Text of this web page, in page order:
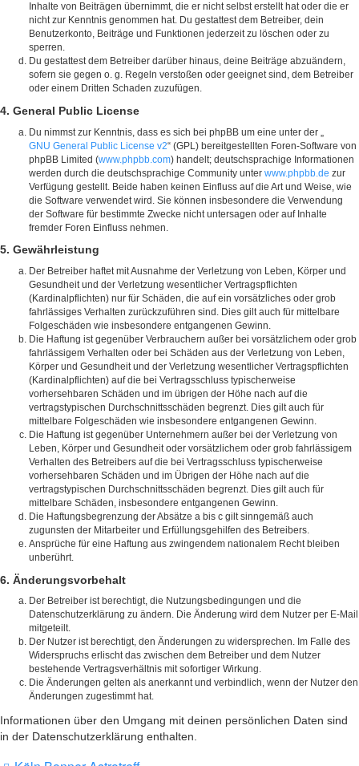
Inhalte von Beiträgen übernimmt, die er nicht selbst erstellt hat oder die er
nicht zur Kenntnis genommen hat. Du gestattest dem Betreiber, dein
Benutzerkonto, Beiträge und Funktionen jederzeit zu löschen oder zu
sperren.
Du gestattest dem Betreiber darüber hinaus, deine Beiträge abzuändern,
sofern sie gegen o. g. Regeln verstoßen oder geeignet sind, dem Betreiber
oder einem Dritten Schaden zuzufügen.
4. General Public License
Du nimmst zur Kenntnis, dass es sich bei phpBB um eine unter der „
GNU General Public License v2“ (GPL) bereitgestellten Foren-Software von
phpBB Limited (www.phpbb.com) handelt; deutschsprachige Informationen
werden durch die deutschsprachige Community unter www.phpbb.de zur
Verfügung gestellt. Beide haben keinen Einfluss auf die Art und Weise, wie
die Software verwendet wird. Sie können insbesondere die Verwendung
der Software für bestimmte Zwecke nicht untersagen oder auf Inhalte
fremder Foren Einfluss nehmen.
5. Gewährleistung
Der Betreiber haftet mit Ausnahme der Verletzung von Leben, Körper und
Gesundheit und der Verletzung wesentlicher Vertragspflichten
(Kardinalpflichten) nur für Schäden, die auf ein vorsätzliches oder grob
fahrlässiges Verhalten zurückzuführen sind. Dies gilt auch für mittelbare
Folgeschäden wie insbesondere entgangenen Gewinn.
Die Haftung ist gegenüber Verbrauchern außer bei vorsätzlichem oder grob
fahrlässigem Verhalten oder bei Schäden aus der Verletzung von Leben,
Körper und Gesundheit und der Verletzung wesentlicher Vertragspflichten
(Kardinalpflichten) auf die bei Vertragsschluss typischerweise
vorhersehbaren Schäden und im übrigen der Höhe nach auf die
vertragstypischen Durchschnittsschäden begrenzt. Dies gilt auch für
mittelbare Folgeschäden wie insbesondere entgangenen Gewinn.
Die Haftung ist gegenüber Unternehmern außer bei der Verletzung von
Leben, Körper und Gesundheit oder vorsätzlichem oder grob fahrlässigem
Verhalten des Betreibers auf die bei Vertragsschluss typischerweise
vorhersehbaren Schäden und im Übrigen der Höhe nach auf die
vertragstypischen Durchschnittsschäden begrenzt. Dies gilt auch für
mittelbare Schäden, insbesondere entgangenen Gewinn.
Die Haftungsbegrenzung der Absätze a bis c gilt sinngemäß auch
zugunsten der Mitarbeiter und Erfüllungsgehilfen des Betreibers.
Ansprüche für eine Haftung aus zwingendem nationalem Recht bleiben
unberührt.
6. Änderungsvorbehalt
Der Betreiber ist berechtigt, die Nutzungsbedingungen und die
Datenschutzerklärung zu ändern. Die Änderung wird dem Nutzer per E-Mail
mitgeteilt.
Der Nutzer ist berechtigt, den Änderungen zu widersprechen. Im Falle des
Widerspruchs erlischt das zwischen dem Betreiber und dem Nutzer
bestehende Vertragsverhältnis mit sofortiger Wirkung.
Die Änderungen gelten als anerkannt und verbindlich, wenn der Nutzer den
Änderungen zugestimmt hat.
Informationen über den Umgang mit deinen persönlichen Daten sind
in der Datenschutzerklärung enthalten.